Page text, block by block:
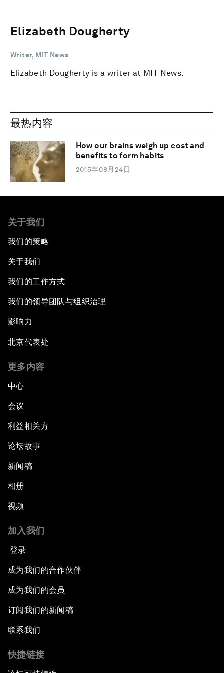
Elizabeth Dougherty
Writer, MIT News
Elizabeth Dougherty is a writer at MIT News.
最热内容
How our brains weigh up cost and
benefits to form habits
2015年08月24日
关于我们
我们的策略
关于我们
我们的工作方式
我们的领导团队与组织治理
影响力
北京代表处
更多内容
中心
会议
利益相关方
论坛故事
新闻稿
相册
视频
加入我们
登录
成为我们的合作伙伴
成为我们的会员
订阅我们的新闻稿
联系我们
快捷链接